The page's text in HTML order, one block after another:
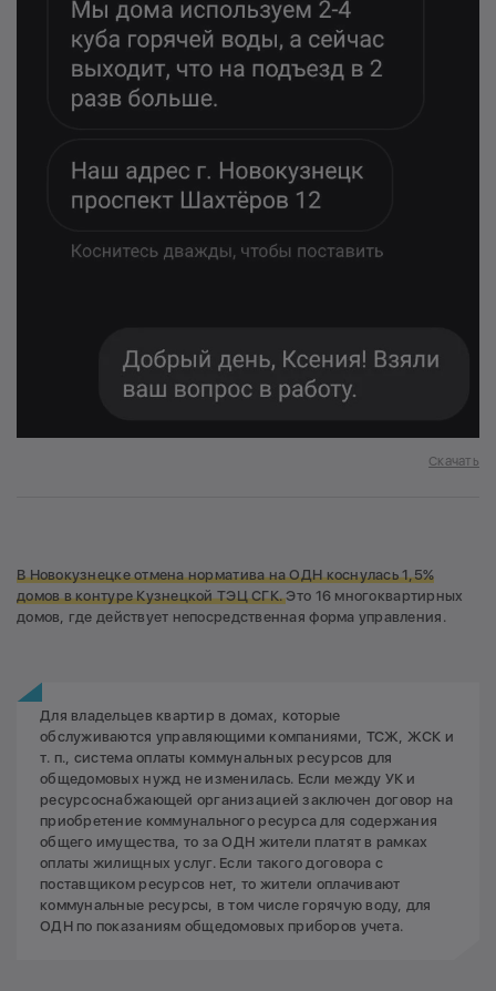
Скачать
В Новокузнецке отмена норматива на ОДН коснулась 1,5%
домов в контуре Кузнецкой ТЭЦ СГК.Это 16 многоквартирных
домов, где действует непосредственная форма управления.
Для владельцев квартир в домах, которые
обслуживаются управляющими компаниями, ТСЖ, ЖСК и
т. п., система оплаты коммунальных ресурсов для
общедомовых нужд не изменилась. Если между УК и
ресурсоснабжающей организацией заключен договор на
приобретение коммунального ресурса для содержания
общего имущества, то за ОДН жители платят в рамках
оплаты жилищных услуг. Если такого договора с
поставщиком ресурсов нет, то жители оплачивают
коммунальные ресурсы, в том числе горячую воду, для
ОДН по показаниям общедомовых приборов учета.